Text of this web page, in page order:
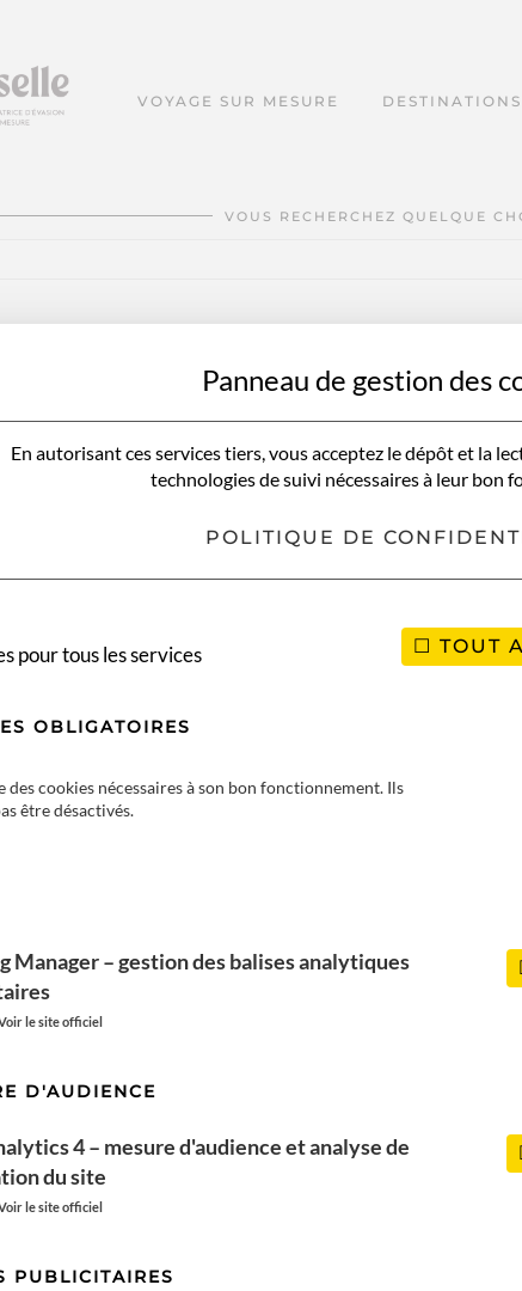
VOYAGE SUR MESURE DESTINATIONS
VOUS RECHERCHEZ QUELQUE
une
du
Panneau de gestion des
En autorisant ces services tiers, vous acceptez le dépôt et la
technologies de suivi nécessaires à leur bon
POLITIQUE DE
pour tous les services TOUT
OBLIGATOIRES
des cookies nécessaires à son bon fonctionnement. Ils
être désactivés.
Manager – gestion des balises analytiques
le site officiel
D'AUDIENCE
4 – mesure d'audience et analyse de
du site
le site officiel
PUBLICITAIRES